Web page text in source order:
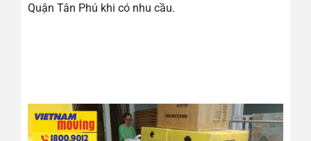
Quận Tân Phú khi có nhu cầu.